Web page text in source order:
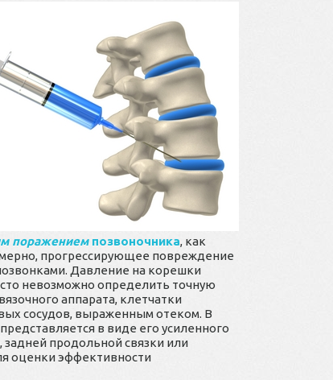
поражениемпозвоночника, как
прогрессирующее повреждение
Давление на корешки
невозможно определить точную
аппарата, клетчатки
сосудов, выраженным отеком. В
в виде его усиленного
продольной связки или
оценки эффективности